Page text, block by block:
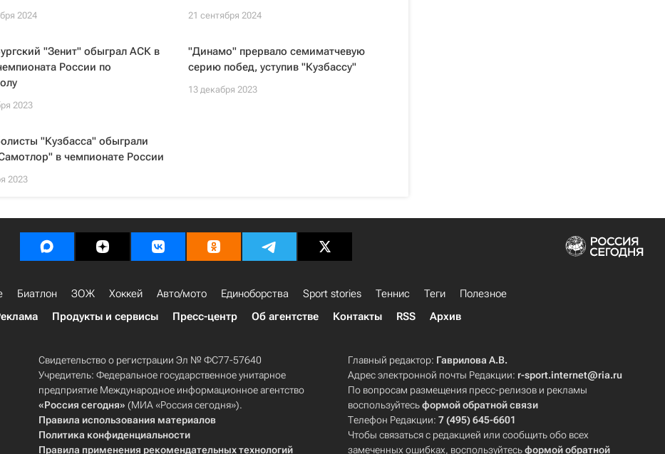
2024 21 сентября 2024
"Зенит" обыграл АСК в
России по
2023
"Динамо" прервало семиматчевую
серию побед, уступив "Кузбассу"
13 декабря 2023
"Кузбасса" обыграли
в чемпионате России
2023
Биатлон ЗОЖ Хоккей Авто/мото Единоборства Sport stories Теннис Теги
Полезное
Продукты и сервисы Пресс-центр Об агентстве Контакты RSS Архив
Свидетельство о регистрации Эл № ФС77-57640
Учредитель: Федеральное государственное унитарное
предприятие Международное информационное агентство
«Россия сегодня» (МИА «Россия сегодня»).
Правила использования материалов
Политика конфиденциальности
Правила применения рекомендательных технологий
Главный редактор: Гаврилова А.В.
Адрес электронной почты Редакции: r-sport.internet@ria.ru
По вопросам размещения пресс-релизов и рекламы
воспользуйтесьформой обратной связи
Телефон Редакции:7 (495) 645-6601
Чтобы связаться с редакцией или сообщить обо всех
замеченных ошибках, воспользуйтесьформой обратной